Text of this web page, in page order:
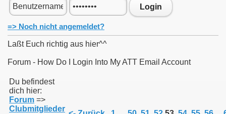
Login
=> Noch nicht angemeldet?
Laßt Euch richtig aus hier^^
Forum - How Do I Login Into My ATT Email Account
Du befindest
dich hier:
Forum =>
Clubmitglieder